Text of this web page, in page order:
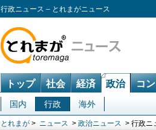
行政ニュース – とれまがニュース
トップ 社会 経済 政治 コ
国内 行政 海外
とれまが > ニュース > 政治ニュース > 行政ニ